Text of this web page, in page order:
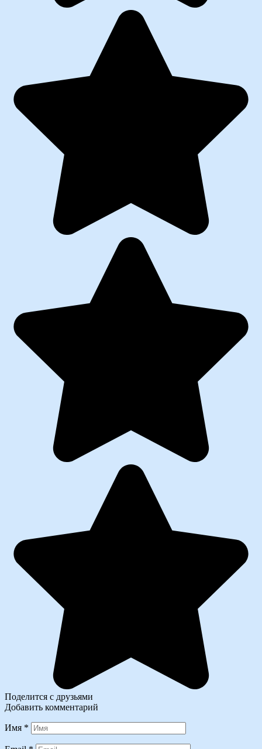
Поделится с друзьями
Добавить комментарий
Имя *